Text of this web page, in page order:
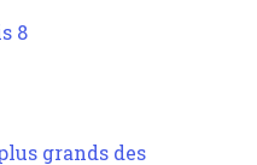
8
grands des